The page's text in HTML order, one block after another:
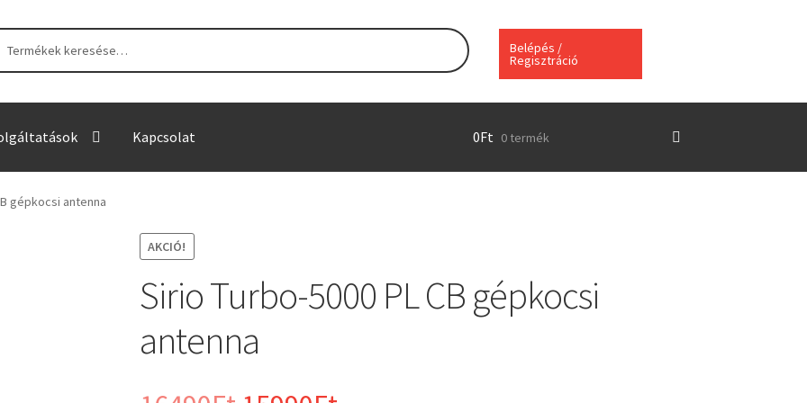
Belépés /
Regisztráció
Kapcsolat 0Ft 0 termék
gépkocsi antenna
AKCIÓ!
Sirio Turbo-5000 PL CB gépkocsi
antenna